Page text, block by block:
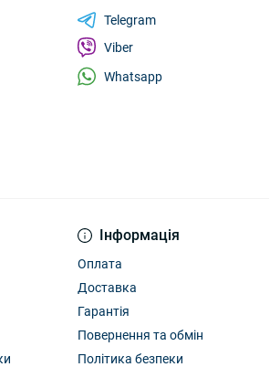
Інформація
Оплата
Доставка
Гарантія
Повернення та обмін
Політика безпеки
Telegram
Viber
Whatsapp